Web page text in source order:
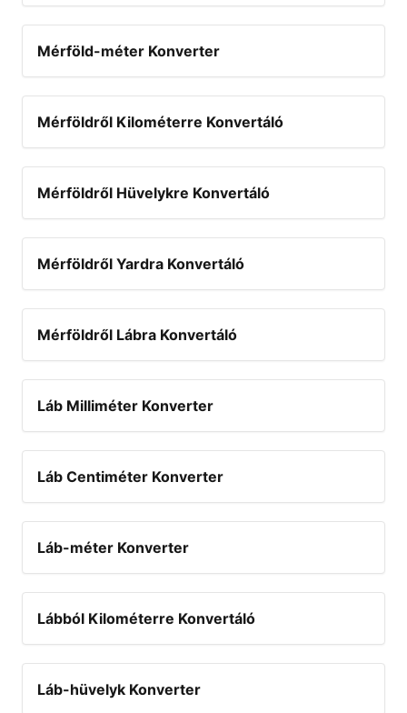
Mérföld-méter Konverter
Mérföldről Kilométerre Konvertáló
Mérföldről Hüvelykre Konvertáló
Mérföldről Yardra Konvertáló
Mérföldről Lábra Konvertáló
Láb Milliméter Konverter
Láb Centiméter Konverter
Láb-méter Konverter
Lábból Kilométerre Konvertáló
Láb-hüvelyk Konverter